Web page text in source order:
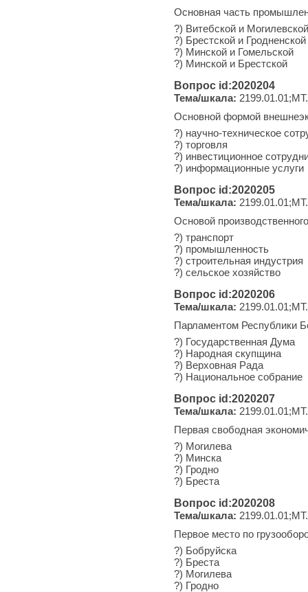
Основная часть
?) Витебской и Могилевской
?) Брестской и Гродненской
?) Минской и Гомельской
?) Минской и Брестской
Вопрос id:2020204
Тема/шкала:
Основной формой
?) научно-техническое
?) торговля
?) инвестиционное
?) информационные услуги
Вопрос id:2020205
Тема/шкала:
Основой
?) транспорт
?) промышленность
?) строительная индустрия
?) сельское хозяйство
Вопрос id:2020206
Тема/шкала:
Парламентом Республики
?) Государственная Дума
?) Народная скупщина
?) Верховная Рада
?) Национальное собрание
Вопрос id:2020207
Тема/шкала:
Первая свободная
?) Могилева
?) Минска
?) Гродно
?) Бреста
Вопрос id:2020208
Тема/шкала:
Первое место по
?) Бобруйска
?) Бреста
?) Могилева
?) Гродно